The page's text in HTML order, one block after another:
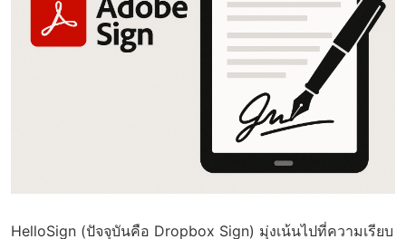
HelloSign (ปัจจุบันคือ Dropbox Sign) มุ่งเน้นไปที่ความเรียบ